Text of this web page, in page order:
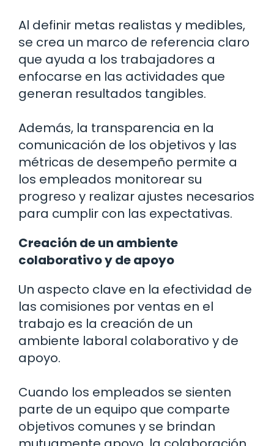
Al definir metas realistas y medibles,
se crea un marco de referencia claro
que ayuda a los trabajadores a
enfocarse en las actividades que
generan resultados tangibles.
Además, la transparencia en la
comunicación de los objetivos y las
métricas de desempeño permite a
los empleados monitorear su
progreso y realizar ajustes necesarios
para cumplir con las expectativas.
Creación de un ambiente
colaborativo y de apoyo
Un aspecto clave en la efectividad de
las comisiones por ventas en el
trabajo es la creación de un
ambiente laboral colaborativo y de
apoyo.
Cuando los empleados se sienten
parte de un equipo que comparte
objetivos comunes y se brindan